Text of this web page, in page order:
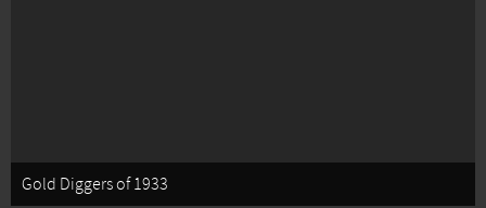
Gold Diggers of 1933